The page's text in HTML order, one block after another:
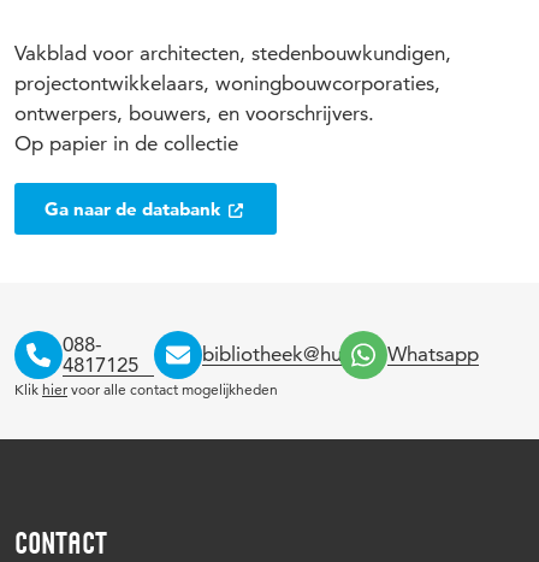
Vakblad voor architecten, stedenbouwkundigen,
projectontwikkelaars, woningbouwcorporaties,
ontwerpers, bouwers, en voorschrijvers.
Op papier in de collectie
Ga naar de databank
088-
4817125
bibliotheek@hu.nl Whatsapp
Klik hier voor alle contact mogelijkheden
CONTACT